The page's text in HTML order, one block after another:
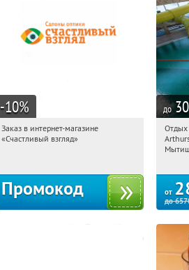
-10%
01:18:57
Получи первым!
Заказ в интернет-магазине
«Счастливый взгляд»
Промокод
до 30
Отдых
от
до